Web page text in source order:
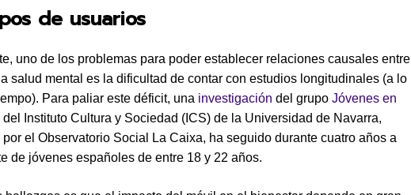
de usuarios
uno de los problemas para poder establecer relaciones causales entre
salud mental es la dificultad de contar con estudios longitudinales (a lo
Para paliar este déficit, una investigación del grupo Jóvenes en
del Instituto Cultura y Sociedad (ICS) de la Universidad de Navarra,
el Observatorio Social La Caixa, ha seguido durante cuatro años a
de jóvenes españoles de entre 18 y 22 años.